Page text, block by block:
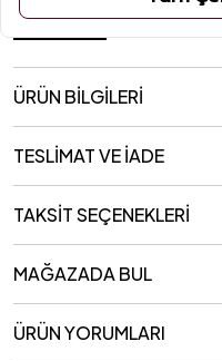
30x30 Cm
ÜRÜN BİLGİLERİ
TESLİMAT VE İADE
TAKSİT SEÇENEKLERİ
MAĞAZADA BUL
ÜRÜN YORUMLARI